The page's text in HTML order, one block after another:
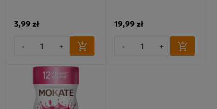
3,99 zł
- +
19,99 zł
- +